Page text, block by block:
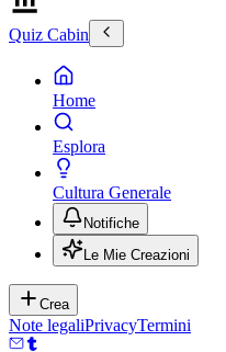
Quiz Cabin
Home
Esplora
Cultura Generale
Notifiche
Le Mie Creazioni
Crea
Note legaliPrivacyTermini